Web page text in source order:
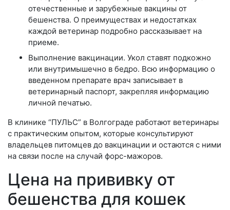
отечественные и зарубежные вакцины от
бешенства. О преимуществах и недостатках
каждой ветеринар подробно рассказывает на
приеме.
Выполнение вакцинации. Укол ставят подкожно
или внутримышечно в бедро. Всю информацию о
введенном препарате врач записывает в
ветеринарный паспорт, закрепляя информацию
личной печатью.
В клинике “ПУЛЬС” в Волгограде работают ветеринары
с практическим опытом, которые консультируют
владельцев питомцев до вакцинации и остаются с ними
на связи после на случай форс-мажоров.
Цена на прививку от
бешенства для кошек